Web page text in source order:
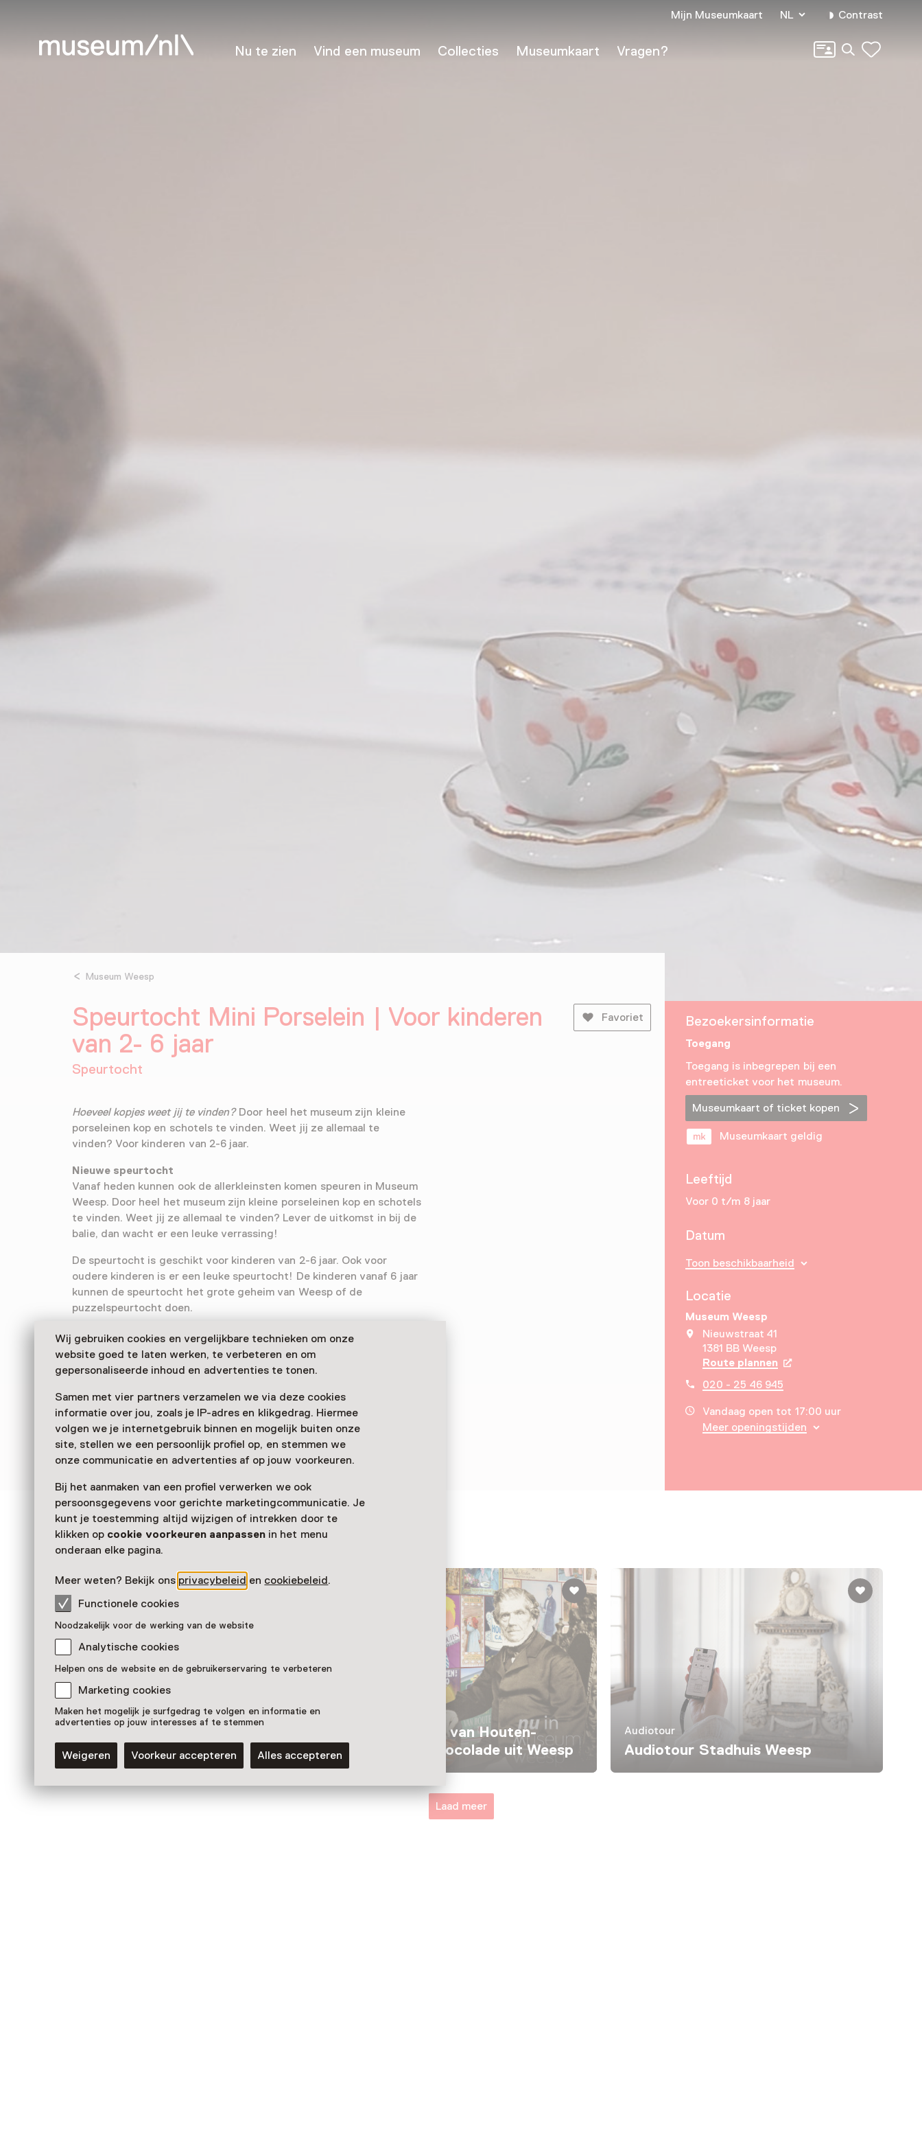
Wij gebruiken cookies en vergelijkbare technieken om onze
website goed te laten werken, te verbeteren en om
gepersonaliseerde inhoud en advertenties te tonen.
Samen met vier partners verzamelen we via deze cookies
informatie over jou, zoals je IP-adres en klikgedrag. Hiermee
volgen we je internetgebruik binnen en mogelijk buiten onze
site, stellen we een persoonlijk profiel op, en stemmen we
onze communicatie en advertenties af op jouw voorkeuren.
Bij het aanmaken van een profiel verwerken we ook
persoonsgegevens voor gerichte marketingcommunicatie. Je
kunt je toestemming altijd wijzigen of intrekken door te
klikken op cookie voorkeuren aanpassenin het menu
onderaan elke pagina.
Meer weten? Bekijk ons privacybeleid en cookiebeleid.
Functionele cookies
Noodzakelijk voor de werking van de website
Analytische cookies
Helpen ons de website en de gebruikerservaring te verbeteren
Marketing cookies
Maken het mogelijk je surfgedrag te volgen en informatie en
advertenties op jouw interesses af te stemmen
Weigeren Voorkeur accepteren Alles accepteren
Nu te zien Vind een museum Collecties Museumkaart Vragen?
Mijn Museumkaart NL Contrast
Zoeken
Museum Weesp
Speurtocht Mini Porselein | Voor kinderen
van 2- 6 jaar
Speurtocht
Favoriet
Hoeveel kopjes weet jij te vinden?Door heel het museum zijn kleine
porseleinen kop en schotels te vinden. Weet jij ze allemaal te
vinden? Voor kinderen van 2-6 jaar.
Nieuwe speurtocht
Vanaf heden kunnen ook de allerkleinsten komen speuren in Museum
Weesp. Door heel het museum zijn kleine porseleinen kop en schotels
te vinden. Weet jij ze allemaal te vinden? Lever de uitkomst in bij de
balie, dan wacht er een leuke verrassing!
De speurtocht is geschikt voor kinderen van 2-6 jaar. Ook voor
oudere kinderen is er een leuke speurtocht! De kinderen vanaf 6 jaar
kunnen de speurtocht het grote geheim van Weesp of de
puzzelspeurtocht doen.
Zien we je snel in Museum Weesp?
Bezoekersinformatie
Toegang
Toegang is inbegrepen bij een
entreeticket voor het museum.
Museumkaart of ticket kopen
Museumkaart geldig
Leeftijd
Voor 0 t/m 8 jaar
Datum
Toon beschikbaarheid
Locatie
Museum Weesp
Nieuwstraat 41
1381 BB Weesp
Route plannen Opent in een nieuw tabblad
020 - 25 46 945
Vandaag open tot 17:00 uur
Meer openingstijden
Zien & doen in Museum Weesp
Vaste collectie
Weesper Porselein, door handen
uit andere landen.
Grensverlegger van Houten-
Wereldmerk Chocolade uit Weesp
Audiotour
Audiotour Stadhuis Weesp
Laad meer